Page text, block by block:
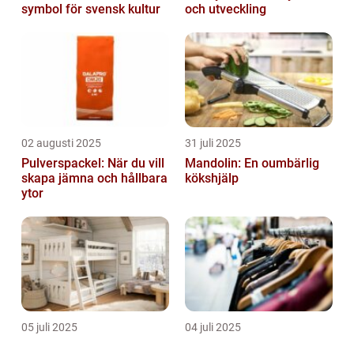
symbol för svensk kultur
och utveckling
02 augusti 2025
Pulverspackel: När du vill
skapa jämna och hållbara
ytor
31 juli 2025
Mandolin: En oumbärlig
kökshjälp
05 juli 2025 04 juli 2025